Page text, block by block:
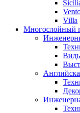
Villa
Многослойный